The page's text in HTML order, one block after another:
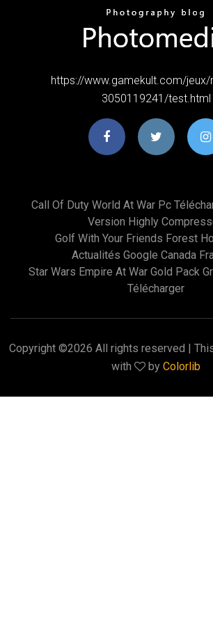
https://www.gamekult.com/
3050119241/test.html
Call Of Duty World At War Pc
Version Highly
Golf With Your Friends Forest
Actualités Google Canada
Star Wars Empire At War Gold Pack
Télécharger
Copyright ©2026 All rights reserved |
with
by Colorlib